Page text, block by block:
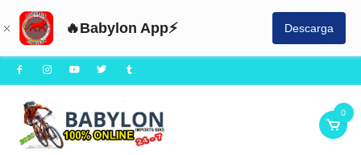
🔥Babylon App⚡ Descarga
Saltar
al
contenido
0